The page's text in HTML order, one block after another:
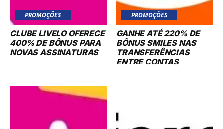
PROMOÇÕES
CLUBE LIVELO OFERECE
400% DE BÔNUS PARA
NOVAS ASSINATURAS
PROMOÇÕES
GANHE ATÉ 220% DE
BÔNUS SMILES NAS
TRANSFERÊNCIAS
ENTRE CONTAS